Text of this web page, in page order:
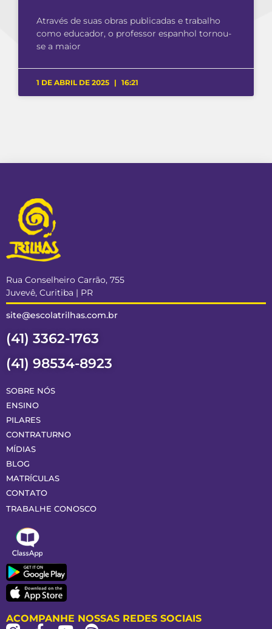
Através de suas obras publicadas e trabalho
como educador, o professor espanhol tornou-
se a maior
1 DE ABRIL DE 2025 16:21
Rua Conselheiro Carrão, 755
Juvevê, Curitiba | PR
site@escolatrilhas.com.br
(41) 3362-1763
(41) 98534-8923
SOBRE NÓS
ENSINO
PILARES
CONTRATURNO
MÍDIAS
BLOG
MATRÍCULAS
CONTATO
TRABALHE CONOSCO
ACOMPANHE NOSSAS REDES SOCIAIS